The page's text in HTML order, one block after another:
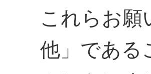
これらお願
他」である